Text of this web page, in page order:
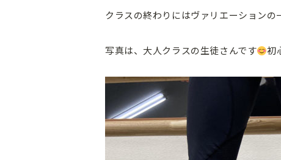
クラスの終わりにはヴァリエーション
写真は、大人クラスの生徒さんです 初